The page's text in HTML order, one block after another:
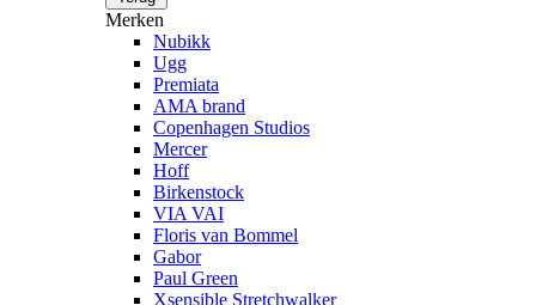
Merken
Nubikk
Ugg
Premiata
AMA brand
Copenhagen Studios
Mercer
Hoff
Birkenstock
VIA VAI
Floris van Bommel
Gabor
Paul Green
Xsensible Stretchwalker